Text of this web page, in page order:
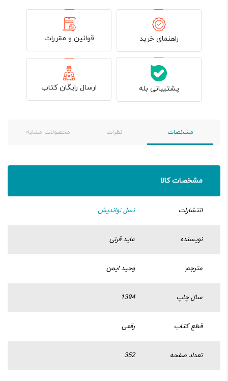
راهنمای خرید قوانین و مقررات
پشتیبانی بله ارسال رایگان کتاب
مشخصات نظرات محصولات مشابه
مشخصات کالا
انتشارات نسل نواندیش
نویسنده عاید قرنی
مترجم وحید ایمن
سال چاپ 1394
قطع کتاب رقعی
تعداد صفحه 352